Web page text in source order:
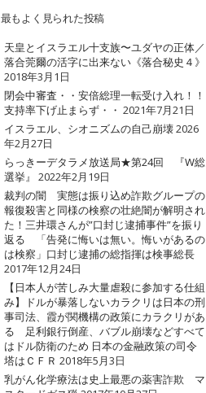
最もよく見られた投稿
天皇とイスラエル十支族〜ユダヤの正体／
落合莞爾の活字に出来ない《落合秘史４》
2018年3月1日
閉会中審査・・安倍総理一転受け入れ！！
支持率下げ止まらず・・ 2021年7月21日
イスラエル、シオニズムの自己崩壊2026
年2月27日
らっきーデタラメ放送局★第24回 『W総
選挙』
2022年2月19日
裁判の闇 実態は振り込め詐欺グループの
報復殺害と同様の検察の壮絶闇が解明され
た！三井環さんが”口封じ逮捕事件”を振り
返る 「告発に悔いは無い。悔いがあるの
は検察」口封じ逮捕の総指揮は検事総長
2017年12月24日
【日本人が苦しみ大量虐殺に参加する仕組
み】ドルが暴落しないカラクリは日本の刑
事司法、霞が関機構の政策にカラクリがあ
る 足利銀行倒産、バブル崩壊などすべて
はドル防衛のため 日本の金融政策の司令
塔はＣＦＲ 2018年5月3日
乳がん化学療法は史上最悪の薬害詐欺 マ